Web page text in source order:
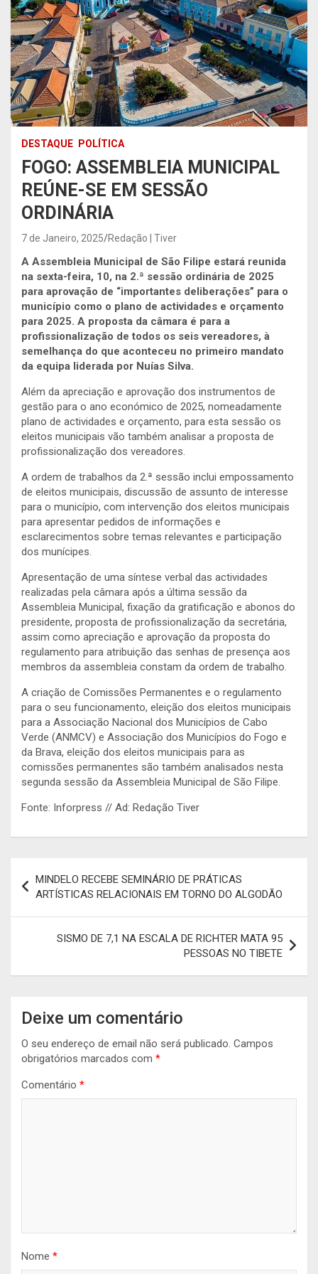
DESTAQUE POLÍTICA
FOGO: ASSEMBLEIA MUNICIPAL
REÚNE-SE EM SESSÃO
ORDINÁRIA
7 de Janeiro, 2025 Redação | Tiver
A Assembleia Municipal de São Filipe estará reunida
na sexta-feira, 10, na 2.ª sessão ordinária de 2025
para aprovação de “importantes deliberações” para o
município como o plano de actividades e orçamento
para 2025. A proposta da câmara é para a
profissionalização de todos os seis vereadores, à
semelhança do que aconteceu no primeiro mandato
da equipa liderada por Nuías Silva.
Além da apreciação e aprovação dos instrumentos de
gestão para o ano económico de 2025, nomeadamente
plano de actividades e orçamento, para esta sessão os
eleitos municipais vão também analisar a proposta de
profissionalização dos vereadores.
A ordem de trabalhos da 2.ª sessão inclui empossamento
de eleitos municipais, discussão de assunto de interesse
para o município, com intervenção dos eleitos municipais
para apresentar pedidos de informações e
esclarecimentos sobre temas relevantes e participação
dos munícipes.
Apresentação de uma síntese verbal das actividades
realizadas pela câmara após a última sessão da
Assembleia Municipal, fixação da gratificação e abonos do
presidente, proposta de profissionalização da secretária,
assim como apreciação e aprovação da proposta do
regulamento para atribuição das senhas de presença aos
membros da assembleia constam da ordem de trabalho.
A criação de Comissões Permanentes e o regulamento
para o seu funcionamento, eleição dos eleitos municipais
para a Associação Nacional dos Municípios de Cabo
Verde (ANMCV) e Associação dos Municípios do Fogo e
da Brava, eleição dos eleitos municipais para as
comissões permanentes são também analisados nesta
segunda sessão da Assembleia Municipal de São Filipe.
Fonte: Inforpress // Ad: Redação Tiver
de
artigos
MINDELO RECEBE SEMINÁRIO DE PRÁTICAS
ARTÍSTICAS RELACIONAIS EM TORNO DO ALGODÃO
SISMO DE 7,1 NA ESCALA DE RICHTER MATA 95
PESSOAS NO TIBETE
Deixe um comentário
O seu endereço de email não será publicado. Campos
obrigatórios marcados com *
Comentário *
Nome *